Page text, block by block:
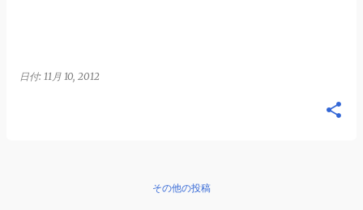
日付: 11月 10, 2012
その他の投稿